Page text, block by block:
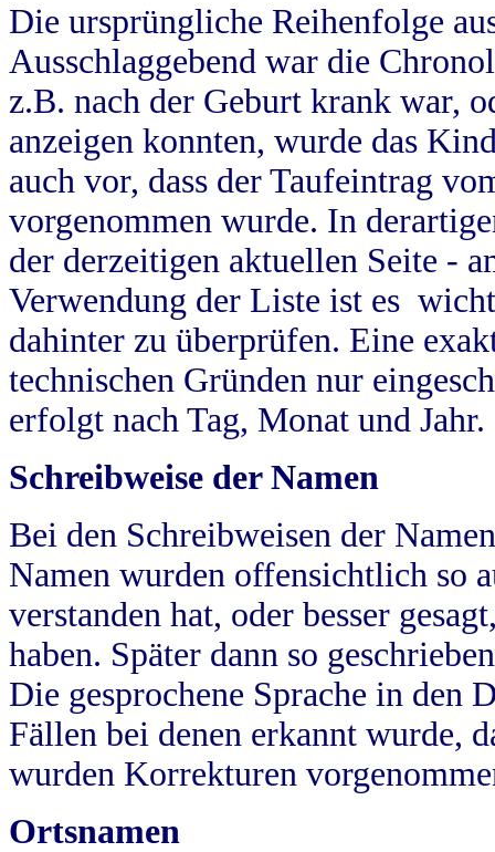
Die ursprüngliche Reihenfolge
Ausschlaggebend war die
z.B. nach der Geburt krank war,
anzeigen konnten, wurde das
auch vor, dass der Taufeintrag
vorgenommen wurde. In
der derzeitigen aktuellen Seite -
Verwendung der Liste ist es
dahinter zu überprüfen. Eine
technischen Gründen nur
erfolgt nach Tag, Monat und Jahr.
Schreibweise der Namen
Bei den Schreibweisen der
Namen wurden offensichtlich so
verstanden hat, oder besser
haben. Später dann so
Die gesprochene Sprache in
Fällen bei denen erkannt wurde,
wurden Korrekturen
Ortsnamen